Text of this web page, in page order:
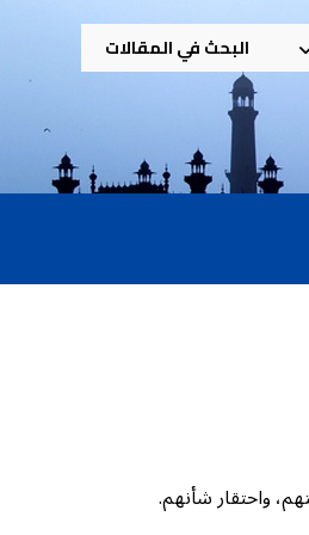
البحث في المقالات
واحتقار شأنهم.